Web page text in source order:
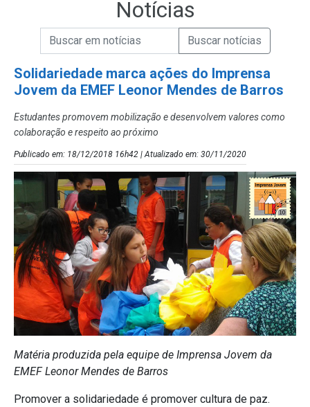
Notícias
Campo de Busca de Notícias
Campo de Busca de informaçõesEnviar a Busca de Notícias
Solidariedade marca ações do Imprensa
Jovem da EMEF Leonor Mendes de Barros
Estudantes promovem mobilização e desenvolvem valores como
colaboração e respeito ao próximo
Publicado em: 18/12/2018 16h42 | Atualizado em: 30/11/2020
Matéria produzida pela equipe de Imprensa Jovem da
EMEF Leonor Mendes de Barros
Promover a solidariedade é promover cultura de paz.